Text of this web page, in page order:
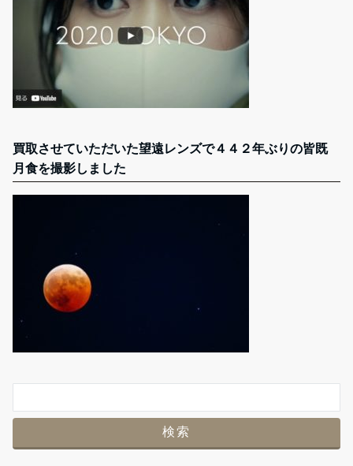
買取させていただいた望遠レンズで４４２年ぶりの皆既
月食を撮影しました